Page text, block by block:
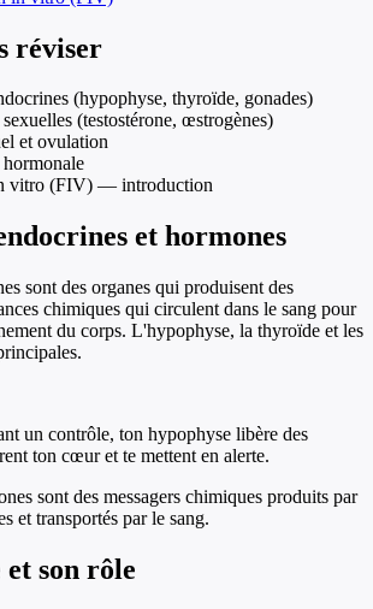
réviser
(hypophyse, thyroïde, gonades)
(testostérone, œstrogènes)
et ovulation
vitro (FIV) — introduction
et hormones
sont des organes qui produisent des
chimiques qui circulent dans le sang pour
du corps. L'hypophyse, la thyroïde et les
un contrôle, ton hypophyse libère des
ton cœur et te mettent en alerte.
sont des messagers chimiques produits par
et transportés par le sang.
son rôle